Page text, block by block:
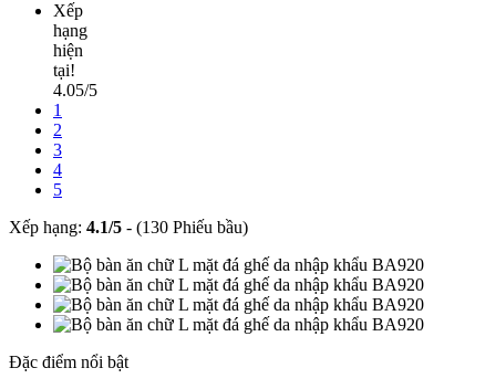
Xếp
hạng
hiện
tại!
4.05/5
1
2
3
4
5
Xếp hạng: 4.1/5 - (130 Phiếu bầu)
Đặc điểm nổi bật